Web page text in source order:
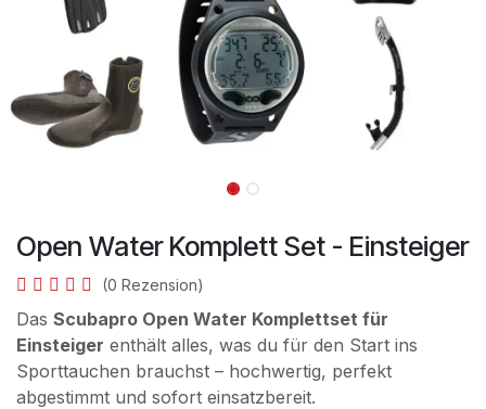
Open Water Komplett Set - Einsteiger
(0 Rezension)
Das Scubapro Open Water Komplettset für
Einsteiger enthält alles, was du für den Start ins
Sporttauchen brauchst – hochwertig, perfekt
abgestimmt und sofort einsatzbereit.